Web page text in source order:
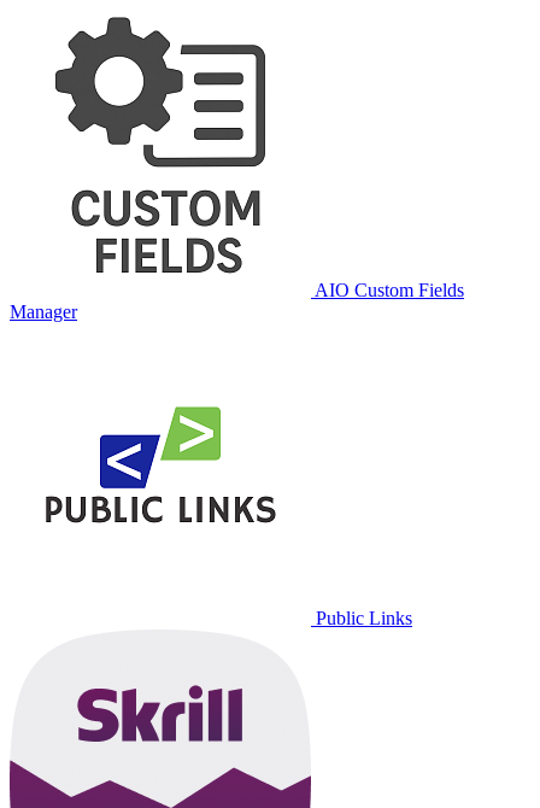
AIO Custom Fields
Manager
Public Links